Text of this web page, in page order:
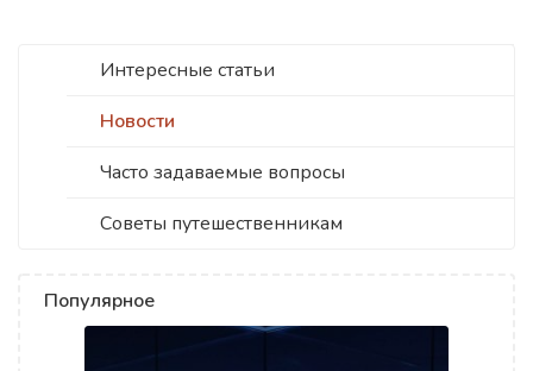
Интересные статьи
Новости
Часто задаваемые вопросы
Советы путешественникам
Популярное